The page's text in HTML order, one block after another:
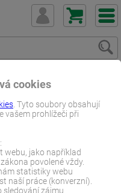
cookies
. Tyto soubory obsahují
vašem prohlížeči při
webu, jako například
povolené vždy.
statistiky webu
naší práce (konverzní).
sledování zájmu
zboží
Ústní sprchy
ústní sprcha